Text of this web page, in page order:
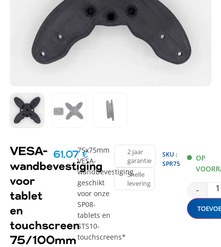
VESA-
wandbevestiging
voor
tablet
en
touchscreen
75/100mm
61,07€
75x75mm
VESA-
wandbevestiging
geschikt
voor onze
SP08-
tablets en
STS10-
touchscreens*
2 jaar
garantie
Snelle
levering
SKU :
SPR75
OP
-